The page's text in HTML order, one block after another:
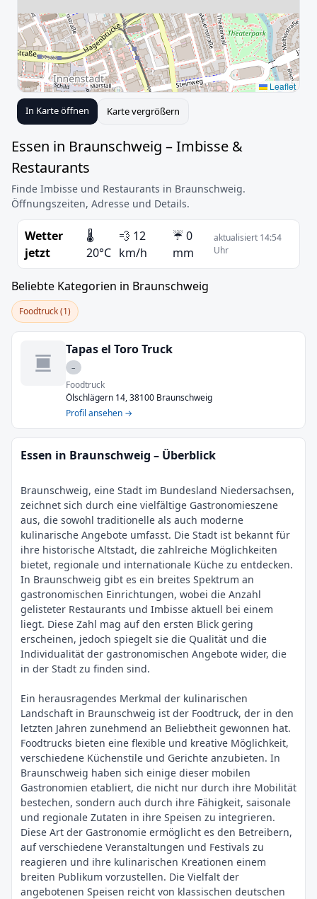
Leaflet
In Karte öffnen Karte vergrößern
Essen in Braunschweig – Imbisse &
Restaurants
Finde Imbisse und Restaurants in Braunschweig.
Öffnungszeiten, Adresse und Details.
Wetter
jetzt
🌡️
20°C
💨 12
km/h
☔ 0
mm
aktualisiert 14:54
Uhr
Beliebte Kategorien in Braunschweig
Foodtruck (1)
Tapas el Toro Truck
–
Foodtruck
Ölschlägern 14, 38100 Braunschweig
Profil ansehen →
Essen in Braunschweig – Überblick
Braunschweig, eine Stadt im Bundesland Niedersachsen,
zeichnet sich durch eine vielfältige Gastronomieszene
aus, die sowohl traditionelle als auch moderne
kulinarische Angebote umfasst. Die Stadt ist bekannt für
ihre historische Altstadt, die zahlreiche Möglichkeiten
bietet, regionale und internationale Küche zu entdecken.
In Braunschweig gibt es ein breites Spektrum an
gastronomischen Einrichtungen, wobei die Anzahl
gelisteter Restaurants und Imbisse aktuell bei einem
liegt. Diese Zahl mag auf den ersten Blick gering
erscheinen, jedoch spiegelt sie die Qualität und die
Individualität der gastronomischen Angebote wider, die
in der Stadt zu finden sind.
Ein herausragendes Merkmal der kulinarischen
Landschaft in Braunschweig ist der Foodtruck, der in den
letzten Jahren zunehmend an Beliebtheit gewonnen hat.
Foodtrucks bieten eine flexible und kreative Möglichkeit,
verschiedene Küchenstile und Gerichte anzubieten. In
Braunschweig haben sich einige dieser mobilen
Gastronomien etabliert, die nicht nur durch ihre Mobilität
bestechen, sondern auch durch ihre Fähigkeit, saisonale
und regionale Zutaten in ihre Speisen zu integrieren.
Diese Art der Gastronomie ermöglicht es den Betreibern,
auf verschiedene Veranstaltungen und Festivals zu
reagieren und ihre kulinarischen Kreationen einem
breiten Publikum vorzustellen. Die Vielfalt der
angebotenen Speisen reicht von klassischen deutschen